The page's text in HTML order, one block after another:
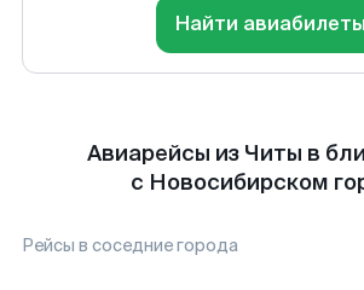
Найти авиабилеты
Авиарейсы из Читы в
с Новосибирском
Рейсы в соседние города